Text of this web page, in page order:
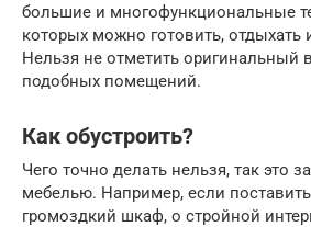
большие и многофункциональные
которых можно готовить, отдыхать
Нельзя не отметить оригинальный
подобных помещений.
Как обустроить?
Чего точно делать нельзя, так это
мебелью. Например, если
громоздкий шкаф, о стройной